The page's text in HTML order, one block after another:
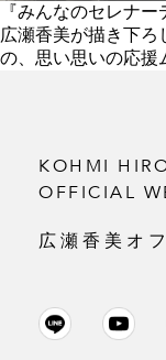
『みんなのセレナー
広瀬香美が描き下ろ
の、思い思いの応援
KOHMI
OFFICIAL
広瀬香美オ